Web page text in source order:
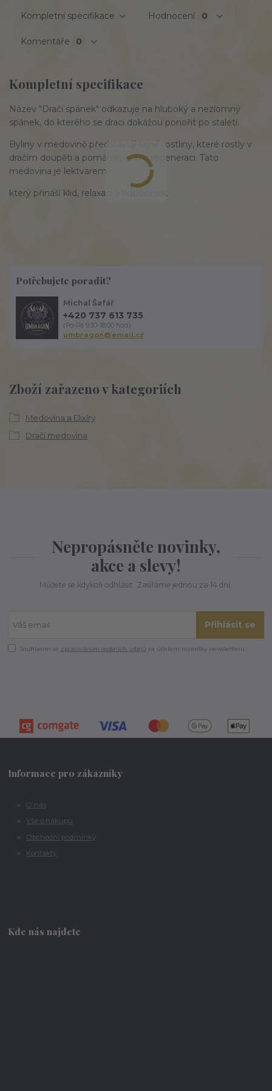
Kompletní specifikace Hodnocení 0
Komentáře 0
Kompletní specifikace
Název "Dračí spánek" odkazuje na hluboký a nezlomný
spánek, do kterého se draci dokážou ponořit po staletí.
Byliny v medovině představují tajné rostliny, které rostly v
dračím doupěti a pomáhaly mu k regeneraci. Tato
medovina je lektvarem,
který přináší klid, relaxaci a odpočinek.
Zboží zařazeno v kategoriích
Medovina a Elixíry
Dračí medovina
Potřebujete poradit?
Michal Šafář
+420 737 613 735
(Po-Pá 9:30-18:00 hod.)
umbragon@email.cz
Nepropásněte novinky,
akce a slevy!
Můžete se kdykoli odhlásit. Zasíláme jednou za 14 dní.
Přihlásit se
Souhlasím se zpracováním osobních údajů za účelem rozesílky newsletteru.
Informace pro zákazníky
O nás
Vše o nákupu
Obchodní podmínky
Kontakty
Kde nás najdete